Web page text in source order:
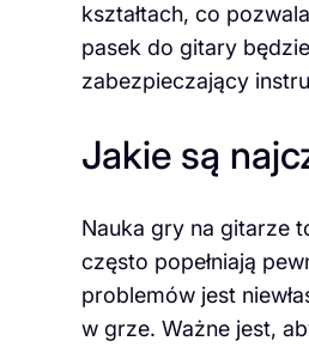
kształtach, co
pasek do gitary
zabezpieczający
Jakie są
Nauka gry na gitarze
często popełniają
problemów jest
w grze. Ważne jest,